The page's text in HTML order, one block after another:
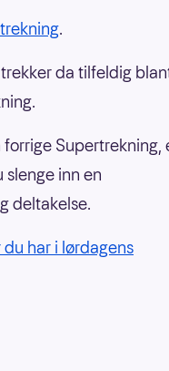
.
da tilfeldig
Supertrekning,
inn en
deltakelse.
har i lørdagens